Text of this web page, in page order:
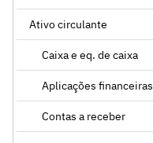
Ativo circulante
Caixa e eq. de caixa
Aplicações financeiras
Contas a receber